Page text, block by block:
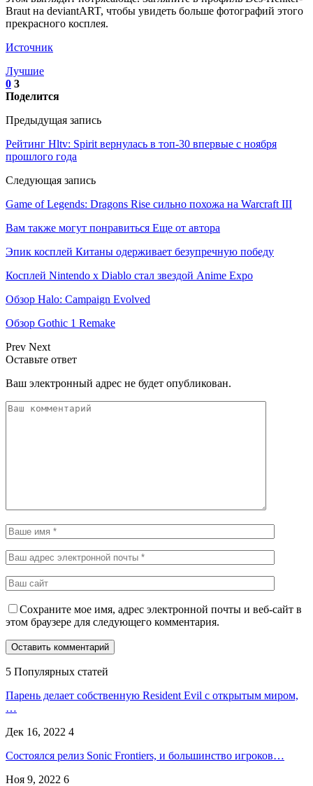
Braut на deviantART, чтобы увидеть больше фотографий этого
прекрасного косплея.
Источник
Лучшие
0 3
Поделится
Предыдущая запись
Рейтинг Hltv: Spirit вернулась в топ-30 впервые с ноября
прошлого года
Следующая запись
Game of Legends: Dragons Rise сильно похожа на Warcraft III
Вам также могут понравиться Еще от автора
Эпик косплей Китаны одерживает безупречную победу
Косплей Nintendo x Diablo стал звездой Anime Expo
Обзор Halo: Campaign Evolved
Обзор Gothic 1 Remake
Prev Next
Оставьте ответ
Ваш электронный адрес не будет опубликован.
Сохраните мое имя, адрес электронной почты и веб-сайт в
этом браузере для следующего комментария.
5 Популярных статей
Парень делает собственную Resident Evil с открытым миром,
…
Дек 16, 2022 4
Состоялся релиз Sonic Frontiers, и большинство игроков…
Ноя 9, 2022 6